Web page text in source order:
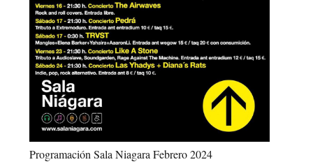
Programación Sala Niagara Febrero 2024